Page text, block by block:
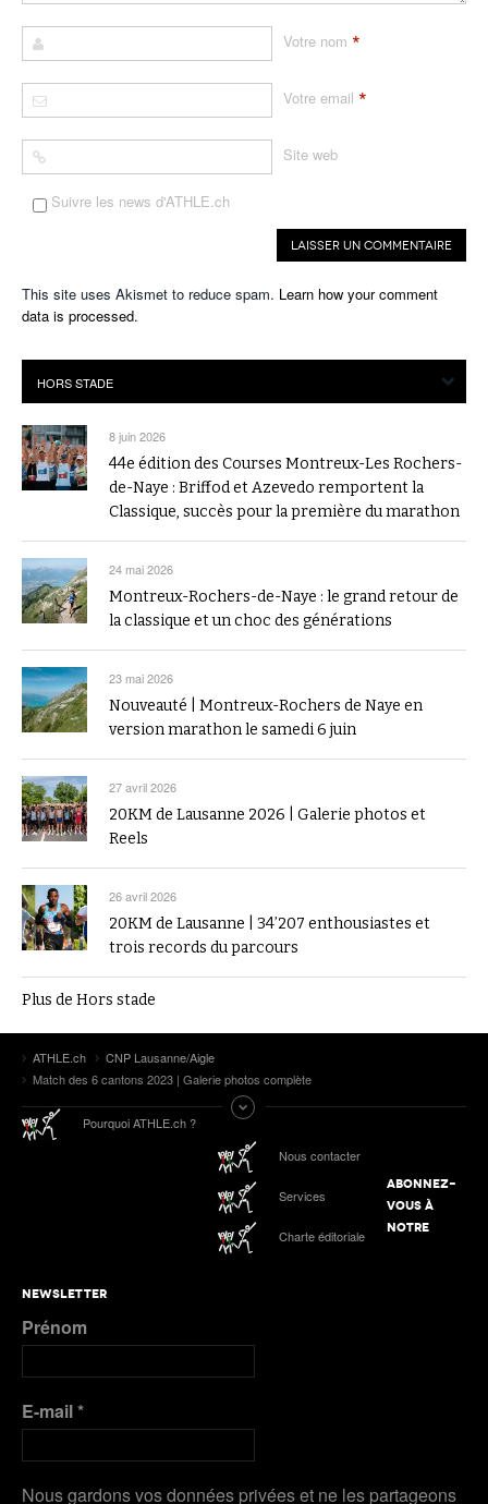
Votre nom *
Votre email *
Site web
Suivre les news d'ATHLE.ch
This site uses Akismet to reduce spam. Learn how your comment
data is processed.
8 juin 2026
44e édition des Courses Montreux-Les Rochers-
de-Naye : Briffod et Azevedo remportent la
Classique, succès pour la première du marathon
24 mai 2026
Montreux-Rochers-de-Naye : le grand retour de
la classique et un choc des générations
23 mai 2026
Nouveauté | Montreux-Rochers de Naye en
version marathon le samedi 6 juin
27 avril 2026
20KM de Lausanne 2026 | Galerie photos et
Reels
26 avril 2026
20KM de Lausanne | 34’207 enthousiastes et
trois records du parcours
Plus de Hors stade
ATHLE.ch
CNP Lausanne/Aigle
Match des 6 cantons 2023 | Galerie photos complète
Pourquoi ATHLE.ch ?
Nous contacter
Services
Charte éditoriale
ABONNEZ-
VOUS À
NOTRE
NEWSLETTER
Prénom
E-mail*
Nous gardons vos données privées et ne les partageons